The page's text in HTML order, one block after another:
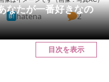
なたが一番好きなの
hatena 2
目次を表示